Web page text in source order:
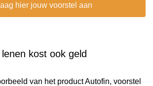
hier jouw voorstel aan
kost ook geld
van het product Autofin, voorstel